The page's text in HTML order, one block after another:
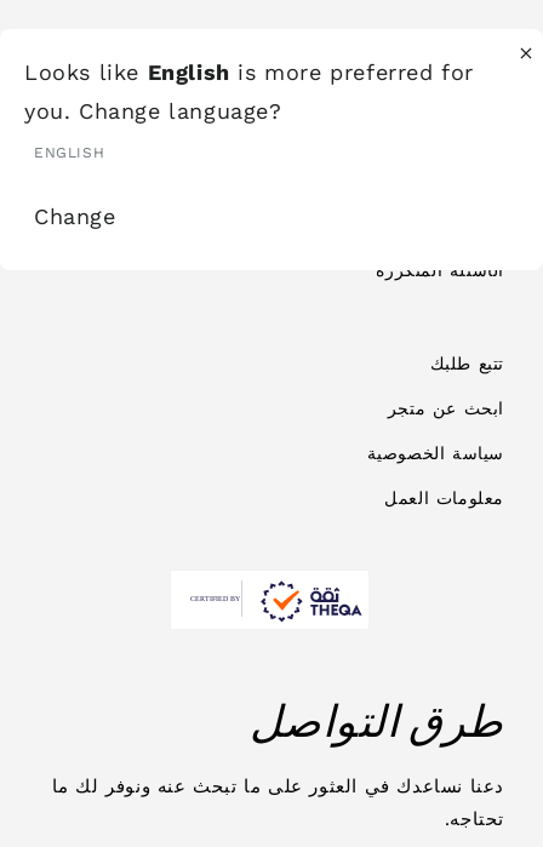
الأسئلة المتكررة
تتبع طلبك
ابحث عن متجر
سياسة الخصوصية
معلومات العمل
طرق التواصل
دعنا نساعدك في العثور على ما تبحث عنه ونوفر لك ما
تحتاجه.
Looks like English is more preferred for
you. Change language?
ENGLISH
Change